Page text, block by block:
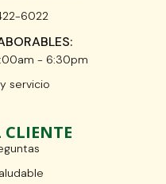
6022
- 6:30pm
servicio
CLIENTE